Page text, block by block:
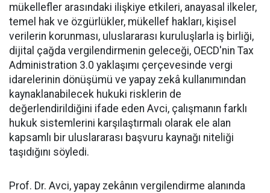
mükellefler arasındaki ilişkiye etkileri, anayasal ilkeler,
temel hak ve özgürlükler, mükellef hakları, kişisel
verilerin korunması, uluslararası kuruluşlarla iş birliği,
dijital çağda vergilendirmenin geleceği, OECD'nin Tax
Administration 3.0 yaklaşımı çerçevesinde vergi
idarelerinin dönüşümü ve yapay zekâ kullanımından
kaynaklanabilecek hukuki risklerin de
değerlendirildiğini ifade eden Avci, çalışmanın farklı
hukuk sistemlerini karşılaştırmalı olarak ele alan
kapsamlı bir uluslararası başvuru kaynağı niteliği
taşıdığını söyledi.
Prof. Dr. Avci, yapay zekânın vergilendirme alanında